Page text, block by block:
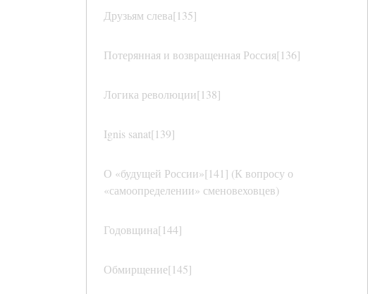
Друзьям слева[135]
Потерянная и возвращенная Россия[136]
Логика революции[138]
Ignis sanat[139]
О «будущей России»[141] (К вопросу о
«самоопределении» сменовеховцев)
Годовщина[144]
Обмирщение[145]